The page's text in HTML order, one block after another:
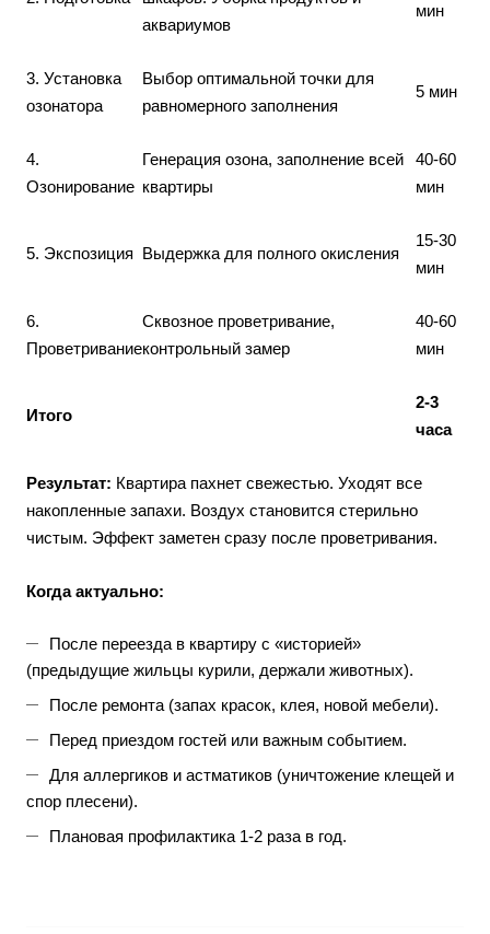
аквариумов
мин
3. Установка
озонатора
Выбор оптимальной точки для
равномерного заполнения
5 мин
4.
Озонирование
Генерация озона, заполнение всей
квартиры
40-60
мин
5. Экспозиция Выдержка для полного окисления
15-30
мин
6.
Проветривание
Сквозное проветривание,
контрольный замер
40-60
мин
Итого
2-3
часа
Результат: Квартира пахнет свежестью. Уходят все
накопленные запахи. Воздух становится стерильно
чистым. Эффект заметен сразу после проветривания.
Когда актуально:
После переезда в квартиру с «историей»
(предыдущие жильцы курили, держали животных).
После ремонта (запах красок, клея, новой мебели).
Перед приездом гостей или важным событием.
Для аллергиков и астматиков (уничтожение клещей и
спор плесени).
Плановая профилактика 1-2 раза в год.